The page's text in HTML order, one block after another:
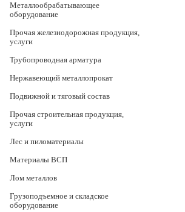
Металлообрабатывающее
оборудование
Прочая железнодорожная продукция,
услуги
Трубопроводная арматура
Нержавеющий металлопрокат
Подвижной и тяговый состав
Прочая строительная продукция,
услуги
Лес и пиломатериалы
Материалы ВСП
Лом металлов
Грузоподъемное и складское
оборудование